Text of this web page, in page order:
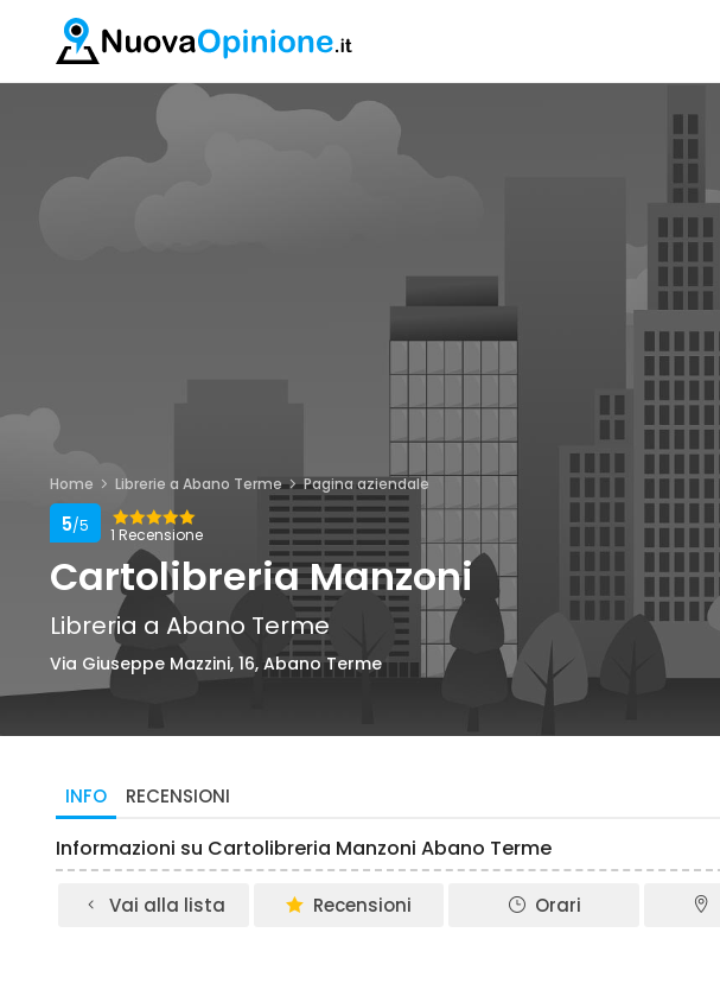
Home Librerie a Abano Terme Pagina aziendale
1 Recensione
5/5
Cartolibreria Manzoni
Libreria a Abano Terme
Via Giuseppe Mazzini, 16, Abano Terme
INFO RECENSIONI
Informazioni su Cartolibreria Manzoni Abano Terme
Vai alla lista Recensioni Orari